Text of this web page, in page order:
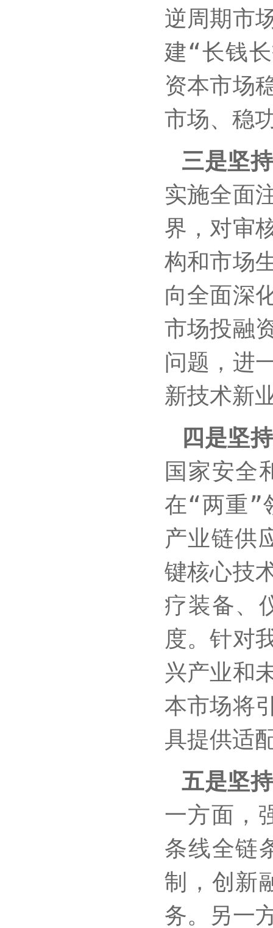
逆周期市
建“长钱
资本市场
市场、稳
三是坚
实施全面
界，对审
构和市场
向全面深
市场投融
问题，进
新技术新
四是坚
国家安全
在“两重”
产业链供
键核心技
疗装备、
度。针对
兴产业和
本市场将
具提供适
五是坚
一方面，
条线全链
制，创新
务。另一